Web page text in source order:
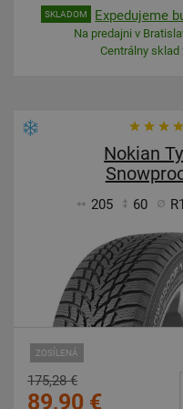
SKLADOM Expedujeme
Na predajni v
Centrálny sklad
Nokian
205 60
ZOSÍLENÁ
175,28 €
89,90 €